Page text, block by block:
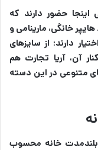
اینجا حضور دارند که
خانگی، مارینامی و
دارند؛ از سایزهای
آن، آریا تجارت هم
متنوعی در این دسته
بلندمدت خانه محسوب